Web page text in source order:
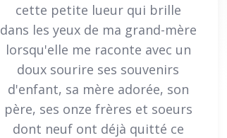
cette petite lueur qui brille
dans les yeux de ma grand-mère
lorsqu'elle me raconte avec un
doux sourire ses souvenirs
d'enfant, sa mère adorée, son
père, ses onze frères et soeurs
dont neuf ont déjà quitté ce